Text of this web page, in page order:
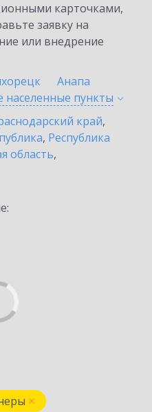
карточками,
заявку на
или внедрение
Анапа
населенные пункты
край,
, Республика
область,